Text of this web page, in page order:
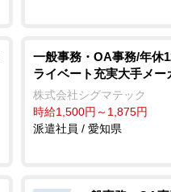
一般事務・OA事務/年休
ライベート充実大手メー
株式会社シグマテック
時給1,500円～1,875円
派遣社員 / 愛知県